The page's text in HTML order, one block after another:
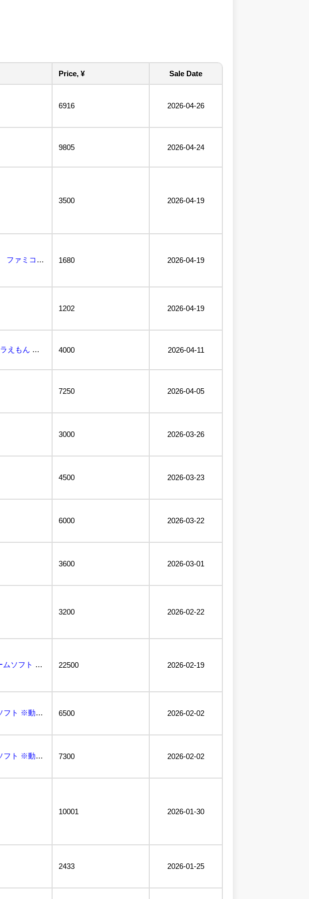
Price, ¥ Sale Date
6916 2026-04-26
9805 2026-04-24
3500 2026-04-19
ドラえもん【箱・説明書付き・動作確認済】４本まで同梱可 FC ファミコン... 1680 2026-04-19
1202 2026-04-19
【動作品】Nintendo/任天堂 HUDSON SOFT/ハドソン HFC-DO ドラえもん ファ... 4000 2026-04-11
7250 2026-04-05
3000 2026-03-26
4500 2026-03-23
6000 2026-03-22
3600 2026-03-01
3200 2026-02-22
2AB043 1円〜 【美品】 任天堂 ファミコンドラえもん 箱 取説 ゲームソフト 動作確認済み... 22500 2026-02-19
◇(GF-21) 任天堂 ファミコン ソフト 「 ドラえもん 」 FC ゲームソフト ※動作未確認 ... 6500 2026-02-02
◇(GF-22) 任天堂 ファミコン ソフト 「 ドラえもん 」 FC ゲームソフト ※動作未確認 ... 7300 2026-02-02
10001 2026-01-30
2433 2026-01-25